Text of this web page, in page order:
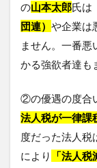
の山本太郎氏は
団連） や企業は
ません。一番悪
かる強欲者達も
②の優遇の度合
法人税が一律課
度だった法人税
により
「法人